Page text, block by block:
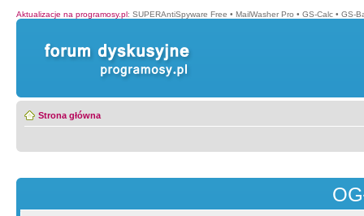
Aktualizacje na programosy.pl: SUPERAntiSpyware Free • MailWasher Pro • GS-Calc • GS-
Strona główna